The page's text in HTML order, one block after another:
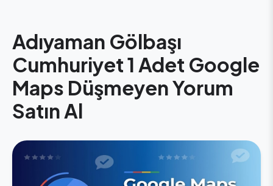
Adıyaman Gölbaşı
Cumhuriyet 1 Adet Google
Maps Düşmeyen Yorum
Satın Al